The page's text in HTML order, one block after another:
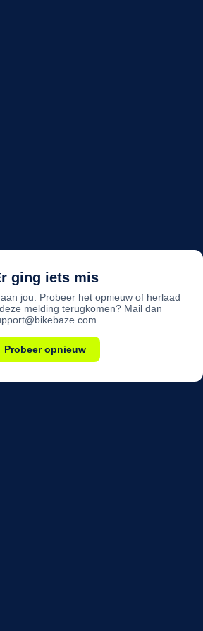
ging iets mis
jou. Probeer het opnieuw of herlaad
melding terugkomen? Mail dan
Probeer opnieuw